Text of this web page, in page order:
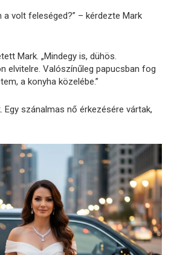
a volt feleséged?” – kérdezte Mark
Mark. „Mindegy is, dühös.
elvitelre. Valószínűleg papucsban fog
a konyha közelébe.”
Egy szánalmas nő érkezésére vártak,